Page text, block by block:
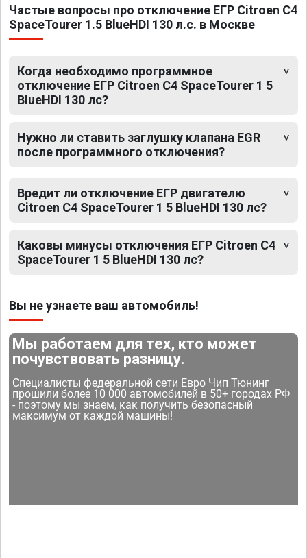
Частые вопросы про отключение ЕГР Citroen C4
SpaceTourer 1.5 BlueHDI 130 л.с. в Москве
Когда необходимо программное
отключение ЕГР Citroen C4 SpaceTourer 1 5
BlueHDI 130 лс?
Нужно ли ставить заглушку клапана EGR
после программного отключения?
Вредит ли отключение ЕГР двигателю
Citroen C4 SpaceTourer 1 5 BlueHDI 130 лс?
Каковы минусы отключения ЕГР Citroen C4
SpaceTourer 1 5 BlueHDI 130 лс?
Вы не узнаете ваш автомобиль!
Мы работаем для тех, кто может
почувствовать разницу.
Специалисты федеральной сети Евро Чип Тюнинг
прошили более 10 000 автомобилей в 50+ городах РФ
- поэтому мы знаем, как получить безопасный
максимум от каждой машины!